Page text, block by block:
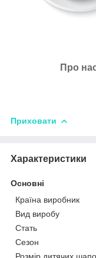
Про
Приховати
Характеристики
Основні
Країна виробник
Вид виробу
Стать
Сезон